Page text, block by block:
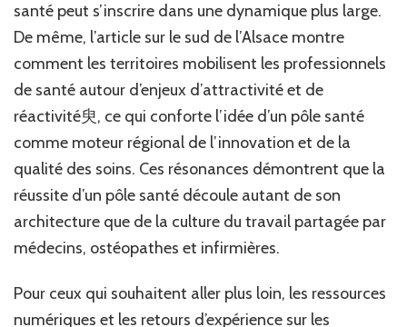
santé peut s’inscrire dans une dynamique plus large.
De même, l’article sur le sud de l’Alsace montre
comment les territoires mobilisent les professionnels
de santé autour d’enjeux d’attractivité et de
réactivité臾, ce qui conforte l’idée d’un pôle santé
comme moteur régional de l’innovation et de la
qualité des soins. Ces résonances démontrent que la
réussite d’un pôle santé découle autant de son
architecture que de la culture du travail partagée par
médecins, ostéopathes et infirmières.
Pour ceux qui souhaitent aller plus loin, les ressources
numériques et les retours d’expérience sur les